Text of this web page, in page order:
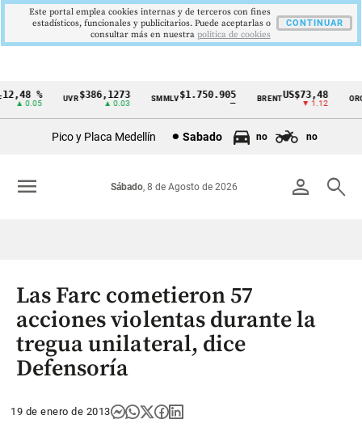
Cintillo
Colombia
%
▲ 0.05
UVR$386,1273
▲ 0.03
SMMLV$1.750.905 BRENTUS$73,48
▼ 1.12
ORO
Pico y Placa Medellín Sabado no no
person search
Sábado, 8 de Agosto de 2026
menu
Las Farc cometieron 57
acciones violentas durante la
tregua unilateral, dice
Defensoría
19 de enero de 2013
Este portal emplea cookies internas y de terceros con fines
estadísticos, funcionales y publicitarios. Puede aceptarlas o
consultar más en nuestra politica de cookies
CONTINUAR